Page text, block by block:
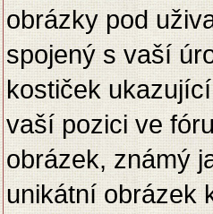
obrázky pod
spojený s vaší
kostiček
vaší pozici ve
obrázek, známý
unikátní obrázek